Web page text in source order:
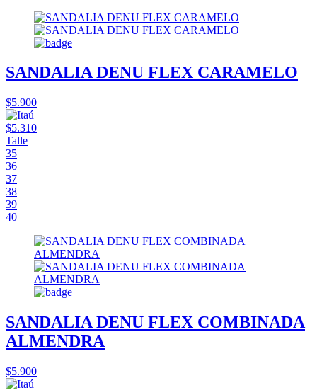
SANDALIA DENU FLEX CARAMELO
$5.900
$5.310
Talle
35
36
37
38
39
40
SANDALIA DENU FLEX COMBINADA
ALMENDRA
$5.900